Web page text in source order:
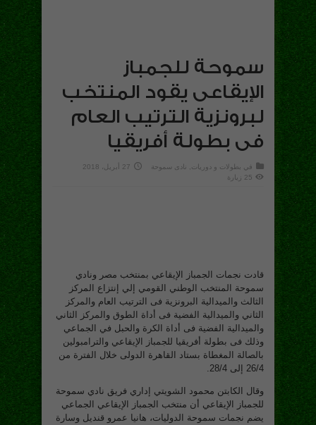
سموحة للجمباز
الإيقاعى يقود المنتخب
لبرونزية الترتيب العام
فى بطولة أفريقيا
في بطولات و دوريات نادى سموحة
27 أبريل، 2018
25 زيارة
قادت نجمات الجمباز الإيقاعي بمنتخب مصر ونادي
سموحة المنتخب الوطني القومي إلي إنتزاع المركز
الثالث والميدالية البرونزية فى الترتيب العام والمركز
الثاني والميدالية الفضية فى أداة الطوق والمركز الثاني
والميدالية الفضية فى أداة الكرة والحبل في الجماعي
وذلك فى بطولة أفريقيا للجمباز الإيقاعي والترامبولين
بالصالة المغطاة بستاد القاهرة الدولى خلال الفترة من
26/4 إلى 28/4.
وقال الكابتن محمود الشويتي إداري فريق نادي سموحة
للجمباز الإيقاعي أن منتخب الجمباز الإيقاعي الجماعي
يضم نجمات سموحة الدوليات، هانيا عمرو قنديل وسارة